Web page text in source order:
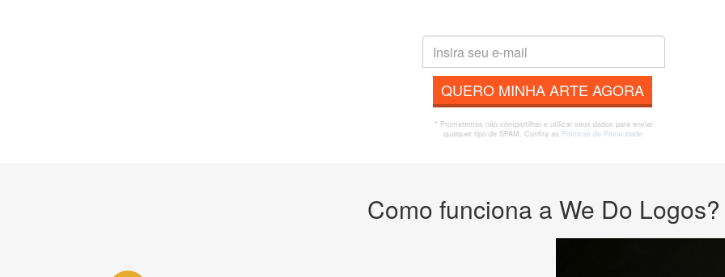
QUERO MINHA ARTE AGORA
* Prometemos não compartilhar e utilizar seus dados para enviar
qualquer tipo de SPAM. Confira as Políticas de Privacidade.
Como funciona a We Do Logos?